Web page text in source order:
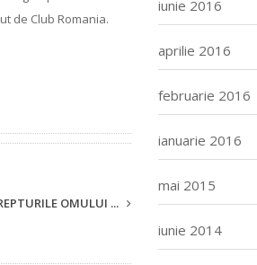
de Club Romania.
OMULUI ...
iunie 2016
aprilie 2016
februarie 2016
ianuarie 2016
mai 2015
iunie 2014